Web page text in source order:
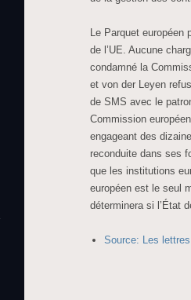
Le Parquet
de l’UE. Aucune
condamné la
et von der Leyen
de SMS avec le
Commission
engageant des
reconduite dans ses
que les institutions
européen est le seul
déterminera si l’État
Source: Les